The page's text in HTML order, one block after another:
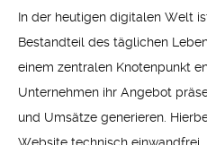
In der heutigen digitalen Welt
Bestandteil des täglichen
einem zentralen Knotenpunkt
Unternehmen ihr Angebot
und Umsätze generieren.